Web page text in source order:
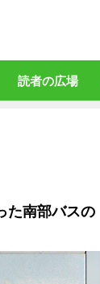
読者の広場
た南部バスの